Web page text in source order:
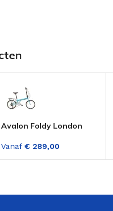
Avalon Foldy London
Turquoise 6
Versnellingen
Vanaf € 289,00